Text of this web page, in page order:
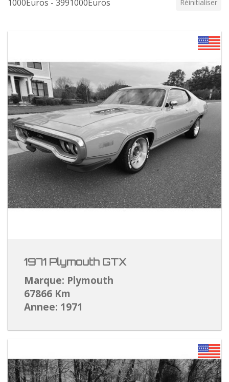
1000Euros - 3991000Euros Réinitialiser
1971 Plymouth GTX
Marque: Plymouth
67866 Km
Annee: 1971